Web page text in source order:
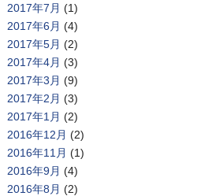
2017年7月 (1)
2017年6月 (4)
2017年5月 (2)
2017年4月 (3)
2017年3月 (9)
2017年2月 (3)
2017年1月 (2)
2016年12月 (2)
2016年11月 (1)
2016年9月 (4)
2016年8月 (2)